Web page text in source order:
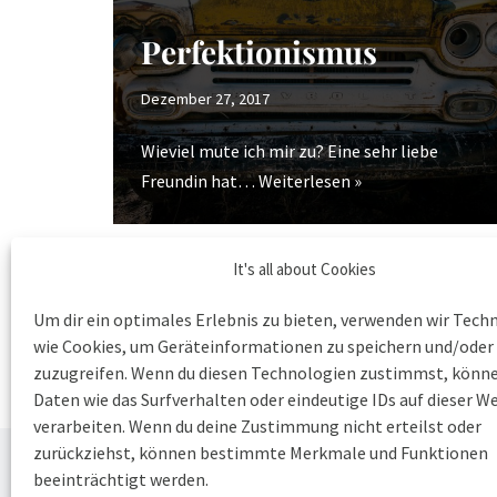
It's all about Cookies
Um dir ein optimales Erlebnis zu bieten, verwenden wir
wie Cookies, um Geräteinformationen zu speichern und/
zuzugreifen. Wenn du diesen Technologien zustimmst,
Daten wie das Surfverhalten oder eindeutige IDs auf dieser
verarbeiten. Wenn du deine Zustimmung nicht erteilst oder
zurückziehst, können bestimmte Merkmale und Funktionen
beeinträchtigt werden.
Perfektionismus
Dezember 27, 2017
Wieviel mute ich mir zu? Eine sehr liebe
Freundin hat…Weiterlesen »